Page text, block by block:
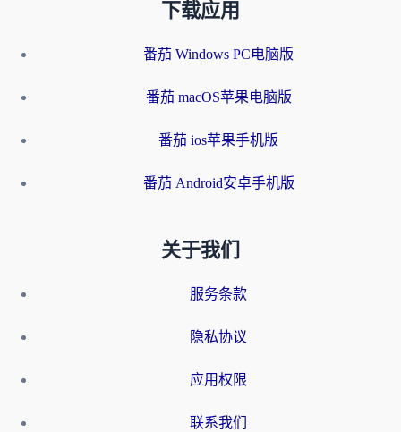
下载应用
番茄 Windows PC电脑版
番茄 macOS苹果电脑版
番茄 ios苹果手机版
番茄 Android安卓手机版
关于我们
服务条款
隐私协议
应用权限
联系我们